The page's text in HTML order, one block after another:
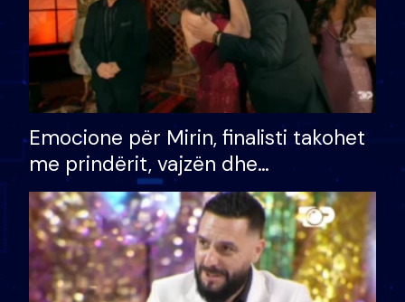
Emocione për Mirin, finalisti takohet
me prindërit, vajzën dhe
bashkëshorten: S’kemi ndonjë letër
divorci apo jo?